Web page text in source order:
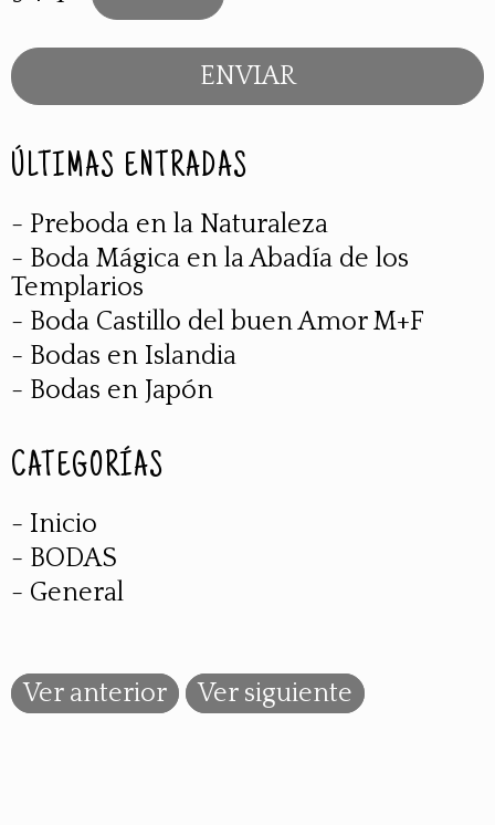
ÚLTIMAS ENTRADAS
- Preboda en la Naturaleza
- Boda Mágica en la Abadía de los
Templarios
- Boda Castillo del buen Amor M+F
- Bodas en Islandia
- Bodas en Japón
CATEGORÍAS
- Inicio
- BODAS
- General
Ver anterior Ver siguiente